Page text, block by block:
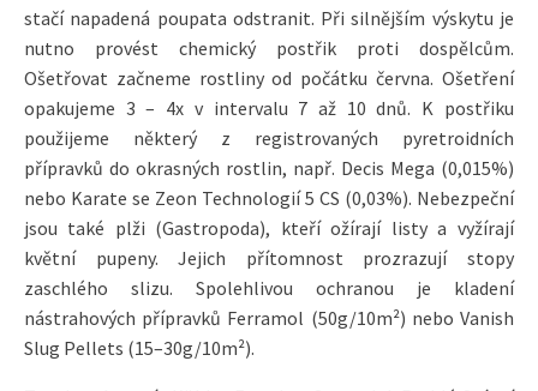
stačí napadená poupata odstranit. Při silnějším výskytu je
nutno provést chemický postřik proti dospělcům.
Ošetřovat začneme rostliny od počátku června. Ošetření
opakujeme 3 – 4x v intervalu 7 až 10 dnů. K postřiku
použijeme některý z registrovaných pyretroidních
přípravků do okrasných rostlin, např. Decis Mega (0,015%)
nebo Karate se Zeon Technologií 5 CS (0,03%). Nebezpeční
jsou také plži (Gastropoda), kteří ožírají listy a vyžírají
květní pupeny. Jejich přítomnost prozrazují stopy
zaschlého slizu. Spolehlivou ochranou je kladení
nástrahových přípravků Ferramol (50g/10m²) nebo Vanish
Slug Pellets (15–30g/10m²).